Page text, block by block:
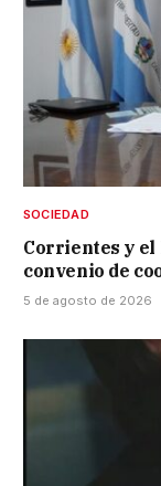
SOCIEDAD
Corrientes y
convenio de
5 de agosto de 2026